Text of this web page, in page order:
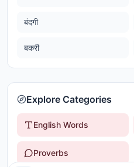
बंदगी
बकरी
Explore Categories
English Words
Proverbs